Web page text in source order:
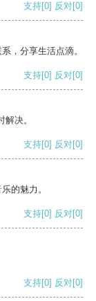
支持[0] 反对[0]
，分享生活点滴。
支持[0] 反对[0]
决。
支持[0] 反对[0]
的魅力。
支持[0] 反对[0]
支持[0] 反对[0]